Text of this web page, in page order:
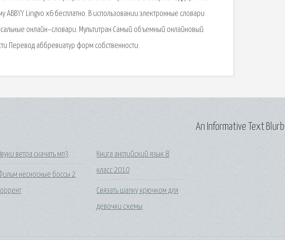
Lingvo x6 бесплатно. В использовании электронные словари
онлайн–словари. Мультитран Самый объемный онлайновый
Перевод аббревиатур форм собственности.
ветра скачать мп3
несносные боссы 2
Книга английский язык 8
класс 2010
Связать шапку крючком для
девочки схемы
An Informative Text Blurb